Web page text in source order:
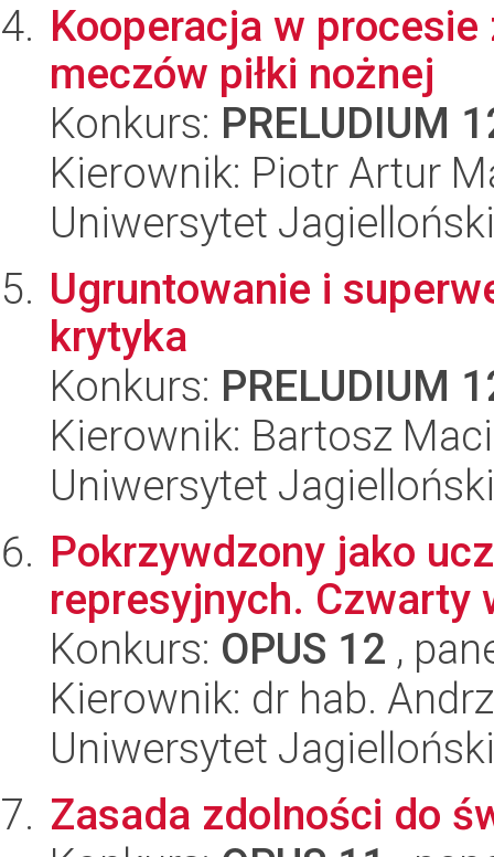
Kooperacja w
meczów piłki nożnej
Konkurs: PRELUDIUM
Kierownik: Piotr Artur
Uniwersytet
Ugruntowanie i
krytyka
Konkurs: PRELUDIUM
Kierownik: Bartosz
Uniwersytet
Pokrzywdzony jako
represyjnych. Czwarty
Konkurs: OPUS 12 ,
Kierownik: dr hab.
Uniwersytet
Zasada zdolności do